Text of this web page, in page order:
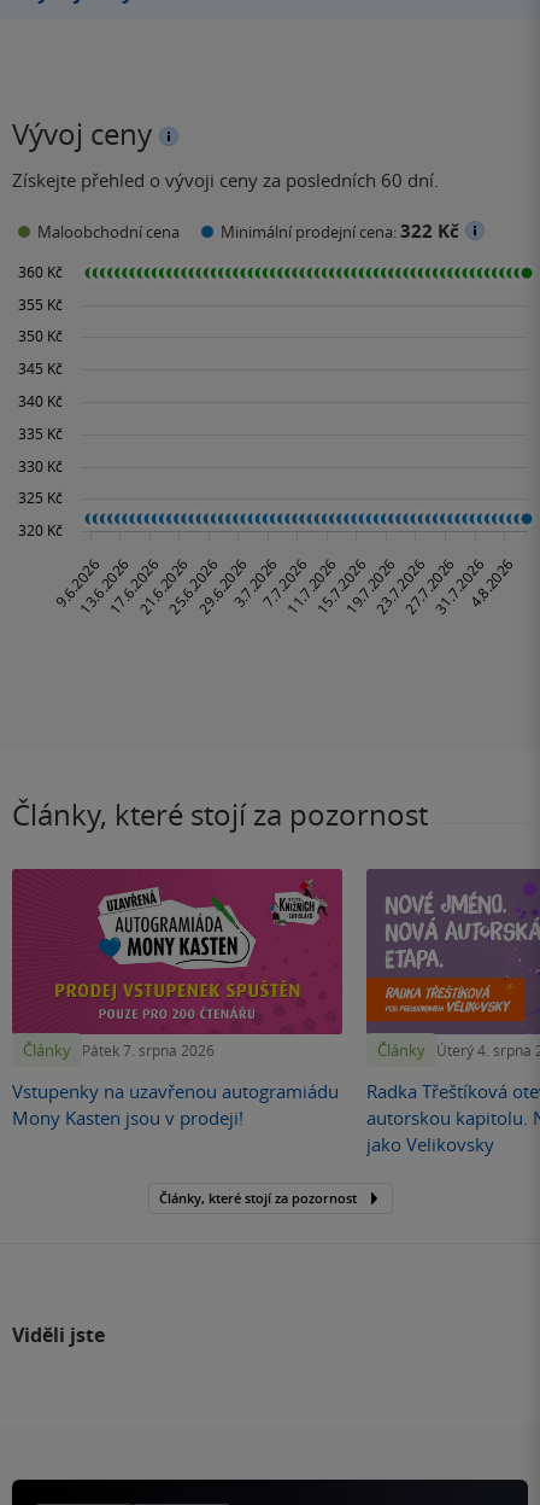
Vývoj ceny
Získejte přehled o vývoji ceny za posledních 60 dní.
Maloobchodní cena Minimální prodejní cena:322 Kč
Články, které stojí za pozornost
Články Pátek 7. srpna 2026
Vstupenky na uzavřenou autogramiádu
Mony Kasten jsou v prodeji!
Články Úterý 4. srpna
Radka Třeštíková
autorskou kapitolu.
jako Velikovsky
Články, které stojí za pozornost
Viděli jste